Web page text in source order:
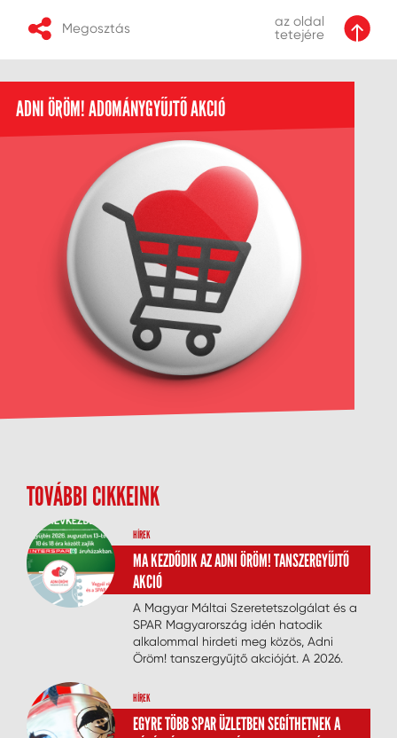
Megosztás
az oldal
tetejére
ADNI ÖRÖM! ADOMÁNYGYŰJTŐ AKCIÓ
TOVÁBBI CIKKEINK
HÍREK
MA KEZDŐDIK AZ ADNI ÖRÖM! TANSZERGYŰJTŐ
AKCIÓ
A Magyar Máltai Szeretetszolgálat és a
SPAR Magyarország idén hatodik
alkalommal hirdeti meg közös, Adni
Öröm! tanszergyűjtő akcióját. A 2026.
személyes gyűjtés célja, hogy minél
több nehéz helyzetben élő gyermek
kezdhesse teljes tanszerfelszereléssel és
HÍREK
EGYRE TÖBB SPAR ÜZLETBEN SEGÍTHETNEK A